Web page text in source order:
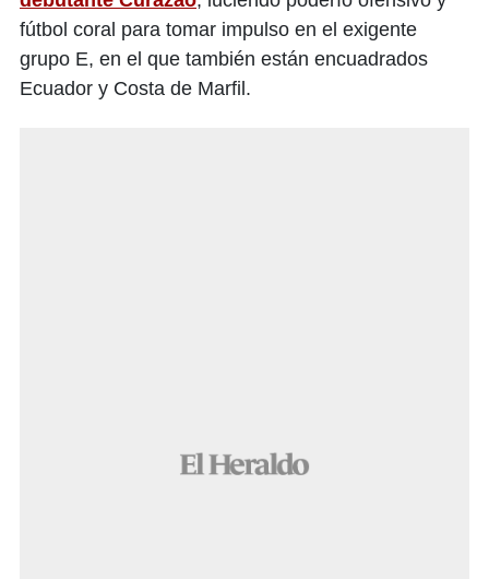
fútbol coral para tomar impulso en el exigente
grupo E, en el que también están encuadrados
Ecuador y Costa de Marfil.